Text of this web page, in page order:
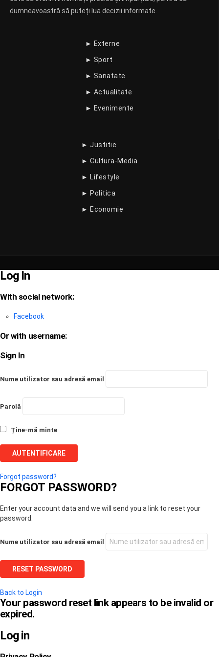
dumneavoastră să puteți lua decizii informate.
► Externe
► Sport
► Sanatate
► Actualitate
► Evenimente
► Justitie
► Cultura-Media
► Lifestyle
► Politica
► Economie
Log In
With social network:
Facebook
Or with username:
Sign In
Nume utilizator sau adresă email
Parolă
Ține-mă minte
Forgot password?
FORGOT PASSWORD?
Enter your account data and we will send you a link to reset your
password.
Nume utilizator sau adresă email
Back to Login
Your password reset link appears to be invalid or
expired.
Log in